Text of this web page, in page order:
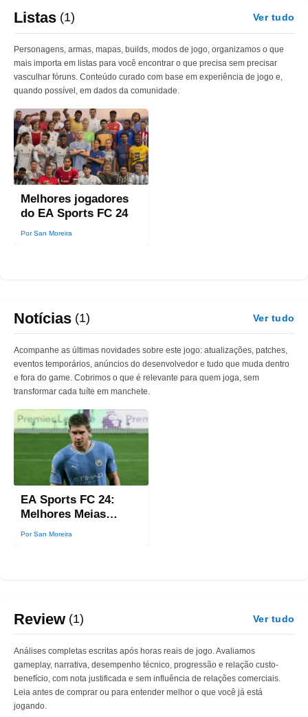
Listas (1) Ver tudo
Personagens, armas, mapas, builds, modos de jogo, organizamos o que
mais importa em listas para você encontrar o que precisa sem precisar
vasculhar fóruns. Conteúdo curado com base em experiência de jogo e,
quando possível, em dados da comunidade.
Melhores jogadores
do EA Sports FC 24
Por San Moreira
Notícias (1) Ver tudo
Acompanhe as últimas novidades sobre este jogo: atualizações, patches,
eventos temporários, anúncios do desenvolvedor e tudo que muda dentro
e fora do game. Cobrimos o que é relevante para quem joga, sem
transformar cada tuíte em manchete.
EA Sports FC 24:
Melhores Meias
Ofensivos, Volantes e
Por San Moreira
Review (1) Ver tudo
Análises completas escritas após horas reais de jogo. Avaliamos
gameplay, narrativa, desempenho técnico, progressão e relação custo-
benefício, com nota justificada e sem influência de relações comerciais.
Leia antes de comprar ou para entender melhor o que você já está
jogando.